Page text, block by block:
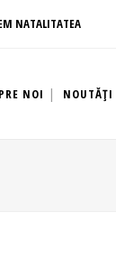
NATALITATEA
NOI NOUTĂȚI